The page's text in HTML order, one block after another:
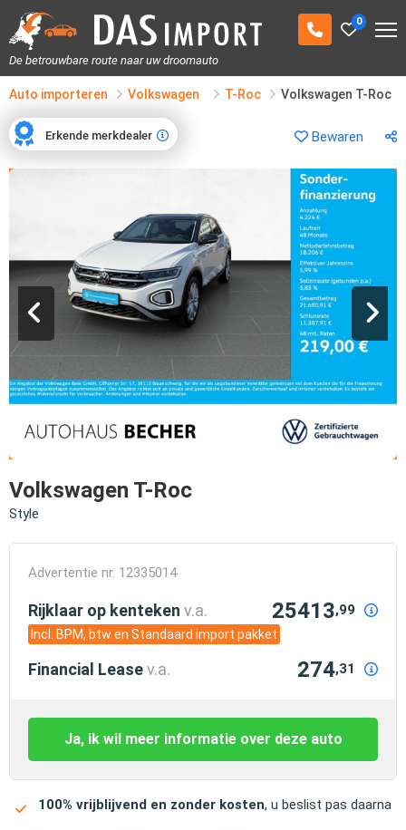
0
De betrouwbare route naar uw droomauto
Auto importeren Volkswagen T-Roc Volkswagen T-Roc
Bewaren
Erkende merkdealer
Erkende merkdealer
Volkswagen T-Roc
Style
Advertentie nr. 12335014
Rijklaar op kenteken v.a. 25413,99
Incl. BPM, btw en Standaard import pakket
Financial Leasev.a. 274,31
Ja, ik wil meer informatie over deze auto
100% vrijblijvend en zonder kosten, u beslist pas daarna